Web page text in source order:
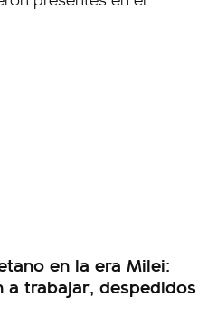
en la era Milei:
a trabajar, despedidos